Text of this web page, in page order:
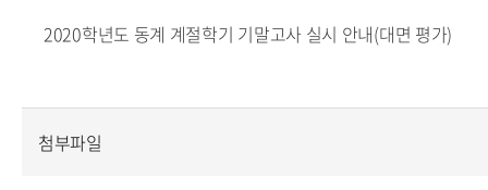
2020학년도 동계 계절학기 기말고사 실시 안내(대면 평가)
첨부파일